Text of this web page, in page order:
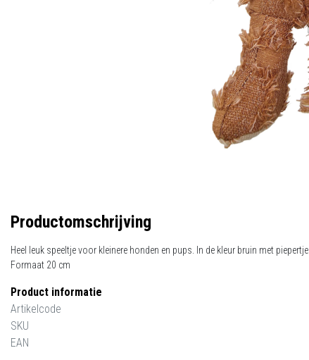
Productomschrijving
Heel leuk speeltje voor kleinere honden en pups. In de kleur bruin met piepertje.
Formaat 20 cm
Product informatie
Artikelcode
SKU
EAN